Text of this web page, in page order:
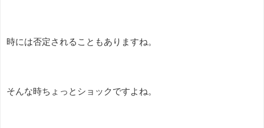
時には否定されることもありますね。
そんな時ちょっとショックですよね。